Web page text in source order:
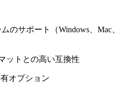
のサポート（Windows、Mac、
ットとの高い互換性
オプション